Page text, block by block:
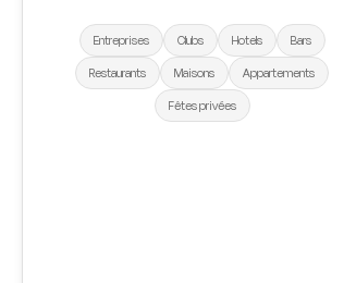
Entreprises Clubs Hotels
Bars
Restaurants
Maisons
Appartements
Fêtes privées